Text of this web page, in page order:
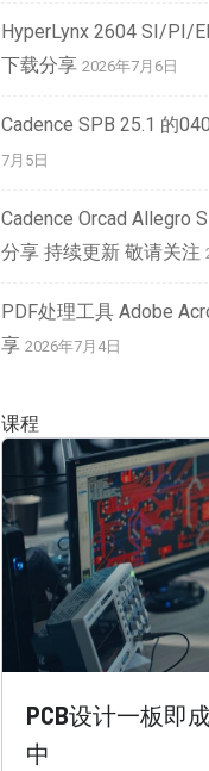
HyperLynx 2604 SI/PI/
下载分享 2026年7月6日
Cadence SPB 25.1 的
7月5日
Cadence Orcad Allegro
分享 持续更新 敬请关注
PDF处理工具 Adobe
享 2026年7月4日
课程
PCB设计一板即
中